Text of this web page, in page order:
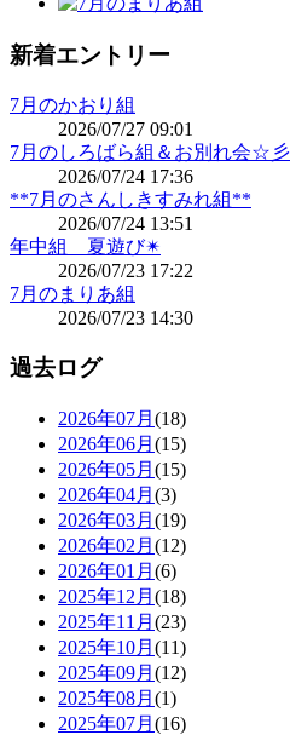
新着エントリー
7月のかおり組
2026/07/27 09:01
7月のしろばら組＆お別れ会☆彡
2026/07/24 17:36
**7月のさんしきすみれ組**
2026/07/24 13:51
年中組 夏遊び✴
2026/07/23 17:22
7月のまりあ組
2026/07/23 14:30
過去ログ
2026年07月 (18)
2026年06月 (15)
2026年05月 (15)
2026年04月 (3)
2026年03月 (19)
2026年02月 (12)
2026年01月 (6)
2025年12月 (18)
2025年11月 (23)
2025年10月 (11)
2025年09月 (12)
2025年08月 (1)
2025年07月 (16)